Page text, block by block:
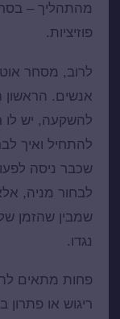
מהתהליך –
פוזיציות.
לרוב, מסחר
אנשים. הראשון
להשקעה, יש לו
להתחיל ואיך
שכבר ניסה
לבחור מניה,
שמבין שהזמן
נגדו.
פחות מתאים
ריגוש או